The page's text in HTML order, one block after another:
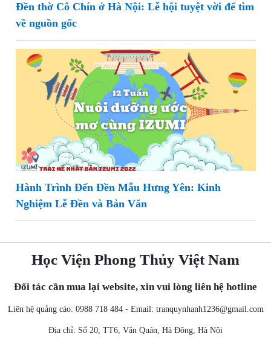
Đền thờ Cô Chín ở Hà Nội: Lễ hội tuyệt vời để tìm
về nguồn gốc
Hành Trình Đến Đền Mẫu Hưng Yên: Kinh
Nghiệm Lễ Đền và Bản Văn
Học Viện Phong Thủy Việt Nam
Đối tác cần mua lại website, xin vui lòng liên hệ hotline
Liên hệ quảng cáo: 0988 718 484 - Email: tranquynhanh1236@gmail.com
Địa chỉ: Số 20, TT6, Văn Quán, Hà Đông, Hà Nội